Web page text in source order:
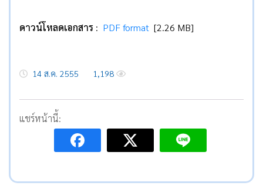
ดาวน์โหลดเอกสาร : PDF format [2.26 MB]
14 ส.ค. 2555 1,198
แชร์หน้านี้: